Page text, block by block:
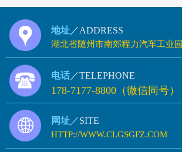
地址 ／ADDRESS
湖北省随州市南郊程力汽车工业园
电话 ／TELEPHONE
178-7177-8800（微信同号）
网址 ／SITE
HTTP://WWW.CLGSGFZ.COM